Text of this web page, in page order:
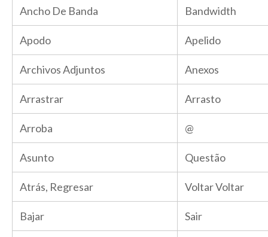
Ancho De Banda Bandwidth
Apodo Apelido
Archivos Adjuntos Anexos
Arrastrar Arrasto
Arroba @
Asunto Questão
Atrás, Regresar Voltar Voltar
Bajar Sair